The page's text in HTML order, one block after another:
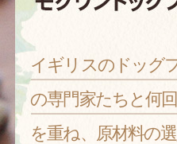
イギリスのドッグ
の専門家たちと何
を重ね、原材料の